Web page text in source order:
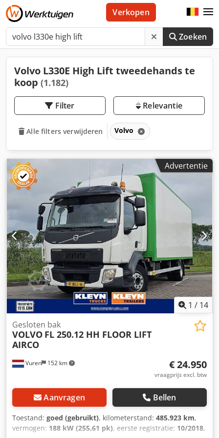
Zoeken
Verkopen
Volvo L330E High Lift tweedehands te
koop (1.182)
Filter Relevantie
Alle filters verwijderen Volvo
Advertentie
1 / 14
Vuren 152 km
Gesloten bak
VOLVO FL 250.12 HH FLOOR LIFT
AIRCO
€ 24.950
vraagprijs excl. btw
Aanvragen Bellen
Toestand: goed (gebruikt), kilometerstand: 485.923 km,
vermogen: 188 kW (255,61 pk), eerste registratie: 10/2018,